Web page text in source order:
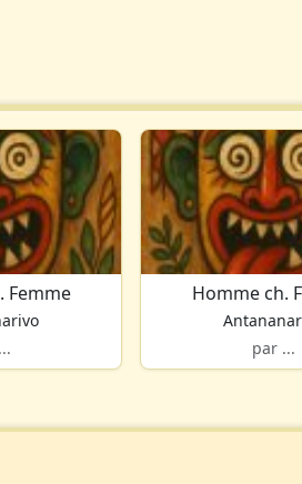
Femme Homme ch.
par ...